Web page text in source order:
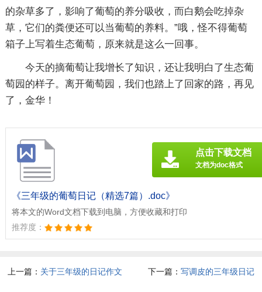
的杂草多了，影响了葡萄的养分吸收，而白鹅会吃掉杂
草，它们的粪便还可以当葡萄的养料。”哦，怪不得葡萄
箱子上写着生态葡萄，原来就是这么一回事。
今天的摘葡萄让我增长了知识，还让我明白了生态葡
萄园的样子。离开葡萄园，我们也踏上了回家的路，再见
了，金华！
《三年级的葡萄日记（精选7篇）.doc》
将本文的Word文档下载到电脑，方便收藏和打印
推荐度：
点击下载文档
文档为doc格式
上一篇： 关于三年级的日记作文
下一篇： 写调皮的三年级日记